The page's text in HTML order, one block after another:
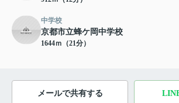
中学校
京都市立蜂ケ岡中学校
1644ｍ（21分）
メールで共有する